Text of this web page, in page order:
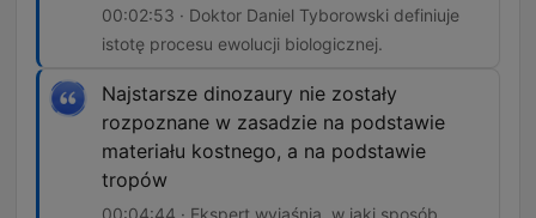
00:02:53 · Doktor Daniel Tyborowski definiuje
istotę procesu ewolucji biologicznej.
Najstarsze dinozaury nie zostały
rozpoznane w zasadzie na podstawie
materiału kostnego, a na podstawie
tropów